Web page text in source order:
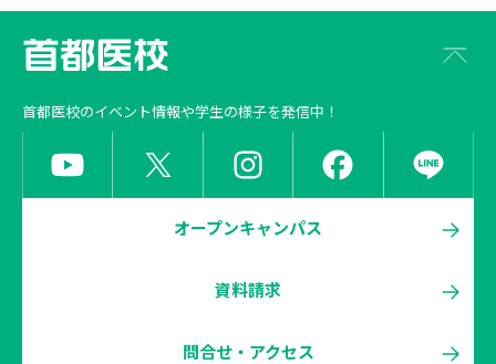
首都医校のイベント情報や学生の様子を発信中！
オープンキャンパス
資料請求
問合せ・アクセス